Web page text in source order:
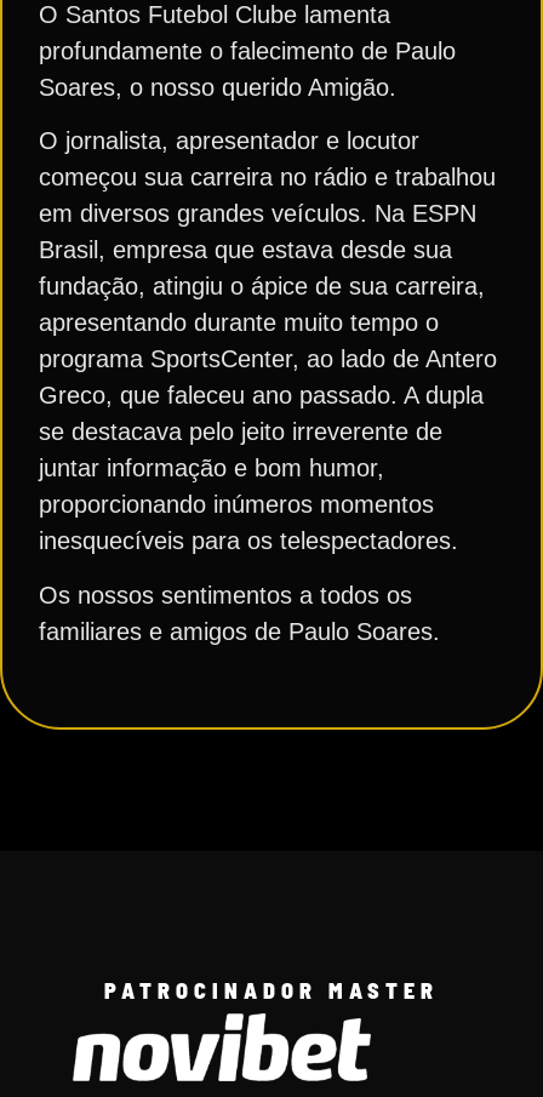
O Santos Futebol Clube lamenta
profundamente o falecimento de Paulo
Soares, o nosso querido Amigão.
O jornalista, apresentador e locutor
começou sua carreira no rádio e trabalhou
em diversos grandes veículos. Na ESPN
Brasil, empresa que estava desde sua
fundação, atingiu o ápice de sua carreira,
apresentando durante muito tempo o
programa SportsCenter, ao lado de Antero
Greco, que faleceu ano passado. A dupla
se destacava pelo jeito irreverente de
juntar informação e bom humor,
proporcionando inúmeros momentos
inesquecíveis para os telespectadores.
Os nossos sentimentos a todos os
familiares e amigos de Paulo Soares.
PATROCINADOR MASTER